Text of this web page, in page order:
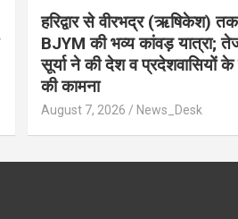
​हरिद्वार से वीरभद्र (ऋषिकेश)
BJYM की भव्य कांवड़ यात्रा;
सूर्या ने की देश व प्रदेशवासियों
की कामना
August 7, 2026 News_Desk